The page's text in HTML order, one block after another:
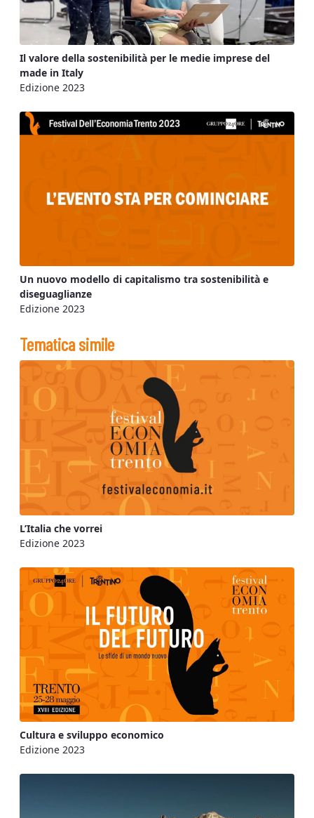
Il valore della sostenibilità per le medie imprese del
made in Italy
Edizione 2023
Un nuovo modello di capitalismo tra sostenibilità e
diseguaglianze
Edizione 2023
Tematica simile
L’Italia che vorrei
Edizione 2023
Cultura e sviluppo economico
Edizione 2023